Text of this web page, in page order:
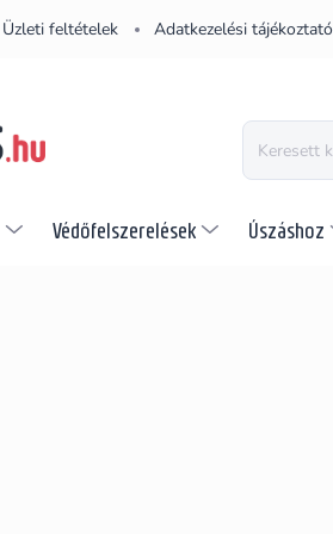
Üzleti feltételek Adatkezelési tájékoztató
Védőfelszerelések Úszáshoz